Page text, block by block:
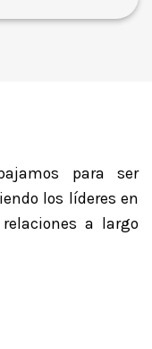
para ser
los líderes en
a largo